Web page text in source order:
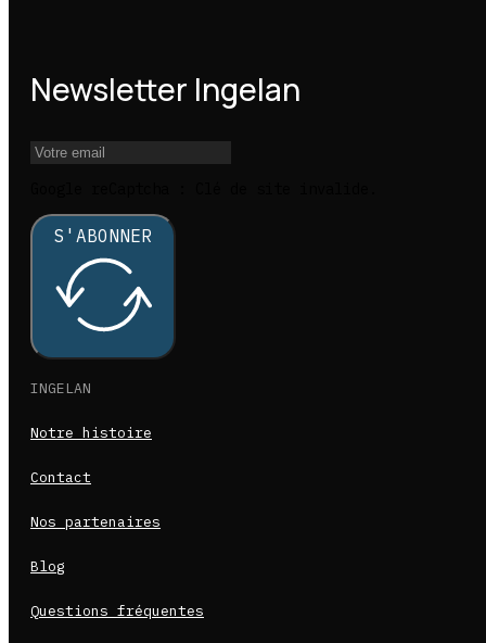
Newsletter Ingelan
S'ABONNER
INGELAN
Notre histoire
Contact
Nos partenaires
Blog
Questions fréquentes